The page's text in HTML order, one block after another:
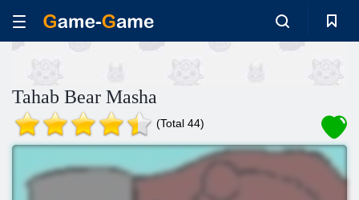
Tahab Bear Masha
(Total 44)